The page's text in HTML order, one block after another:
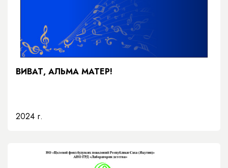
ВИВАТ, АЛЬМА МАТЕР!
2024 г.